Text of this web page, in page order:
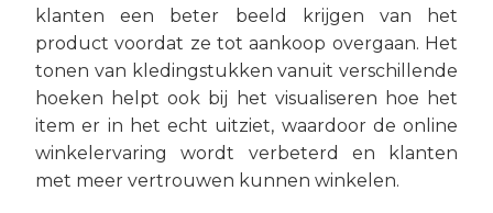
klanten een beter beeld krijgen van het
product voordat ze tot aankoop overgaan. Het
tonen van kledingstukken vanuit verschillende
hoeken helpt ook bij het visualiseren hoe het
item er in het echt uitziet, waardoor de online
winkelervaring wordt verbeterd en klanten
met meer vertrouwen kunnen winkelen.